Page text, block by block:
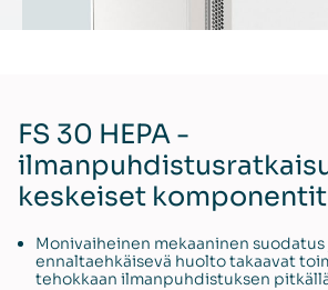
FS 30 HEPA -
keskeiset komponentit
Monivaiheinen mekaaninen suodatus
ennaltaehkäisevä huolto takaavat
tehokkaan ilmanpuhdistuksen